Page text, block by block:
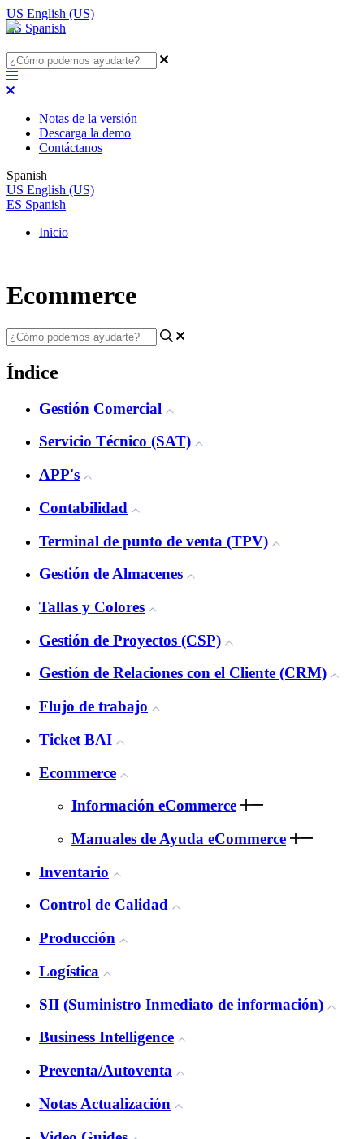
US English (US)
ES Spanish
Notas de la versión
Descarga la demo
Contáctanos
Spanish
US English (US)
ES Spanish
Inicio
Ecommerce
Índice
Gestión Comercial
Servicio Técnico (SAT)
APP's
Contabilidad
Terminal de punto de venta (TPV)
Gestión de Almacenes
Tallas y Colores
Gestión de Proyectos (CSP)
Gestión de Relaciones con el Cliente (CRM)
Flujo de trabajo
Ticket BAI
Ecommerce
Información eCommerce
Manuales de Ayuda eCommerce
Inventario
Control de Calidad
Producción
Logística
SII (Suministro Inmediato de información)
Business Intelligence
Preventa/Autoventa
Notas Actualización